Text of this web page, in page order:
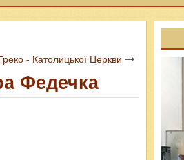
- Католицької Церкви
Федечка